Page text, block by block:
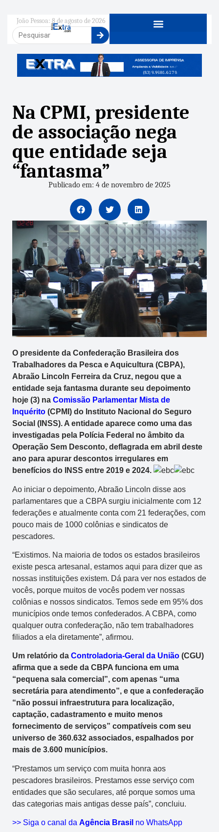
João Pessoa: 8 de agosto de 2026
Na CPMI, presidente
de associação nega
que entidade seja
“fantasma”
Publicado em: 4 de novembro de 2025
O presidente da Confederação Brasileira dos
Trabalhadores da Pesca e Aquicultura (CBPA),
Abraão Lincoln Ferreira da Cruz, negou que a
entidade seja fantasma durante seu depoimento
hoje (3) na Comissão Parlamentar Mista de
Inquérito (CPMI) do Instituto Nacional do Seguro
Social (INSS). A entidade aparece como uma das
investigadas pela Polícia Federal no âmbito da
Operação Sem Desconto, deflagrada em abril deste
ano para apurar descontos irregulares em
benefícios do INSS entre 2019 e 2024.
Ao iniciar o depoimento, Abraão Lincoln disse aos
parlamentares que a CBPA surgiu inicialmente com 12
federações e atualmente conta com 21 federações, com
pouco mais de 1000 colônias e sindicatos de
pescadores.
“Existimos. Na maioria de todos os estados brasileiros
existe pesca artesanal, estamos aqui para dizer que as
nossas instituições existem. Dá para ver nos estados de
vocês, porque muitos de vocês podem ver nossas
colônias e nossos sindicatos. Temos sede em 95% dos
municípios onde temos confederados. A CBPA, como
qualquer outra confederação, não tem trabalhadores
filiados a ela diretamente”, afirmou.
Um relatório da Controladoria-Geral da União (CGU)
afirma que a sede da CBPA funciona em uma
“pequena sala comercial”, com apenas “uma
secretária para atendimento”, e que a confederação
“não possui infraestrutura para localização,
captação, cadastramento e muito menos
fornecimento de serviços” compatíveis com seu
universo de 360.632 associados, espalhados por
mais de 3.600 municípios.
“Prestamos um serviço com muita honra aos
pescadores brasileiros. Prestamos esse serviço com
entidades que são seculares, até porque somos uma
das categorias mais antigas desse país”, concluiu.
>> Siga o canal da Agência Brasil no WhatsApp